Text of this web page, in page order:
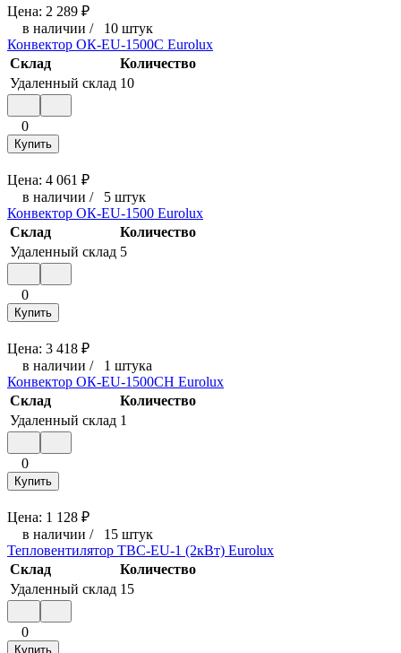
Цена: 2 289 ₽
в наличии / 10 штук
Конвектор ОК-EU-1500C Eurolux
Склад
Количество
Удаленный склад 10
0
Купить
Цена: 4 061 ₽
в наличии / 5 штук
Конвектор ОК-EU-1500 Eurolux
Склад
Количество
Удаленный склад 5
0
Купить
Цена: 3 418 ₽
в наличии / 1 штука
Конвектор ОК-EU-1500CH Eurolux
Склад
Количество
Удаленный склад 1
0
Купить
Цена: 1 128 ₽
в наличии / 15 штук
Тепловентилятор ТВС-EU-1 (2кВт) Eurolux
Склад
Количество
Удаленный склад 15
0
Купить